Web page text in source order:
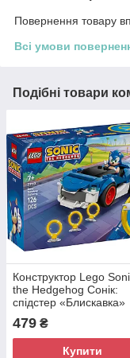
Повернення товару
Всі умови
Подібні товари
Конструктор Lego
the Hedgehog Сонік:
спідстер «Блискавка»
479 ₴
Купити